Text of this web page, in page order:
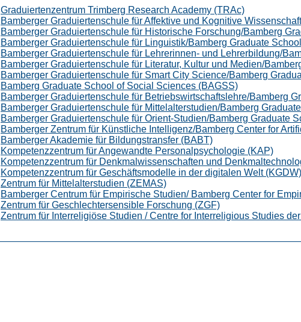
Graduiertenzentrum Trimberg Research Academy (TRAc)
Bamberger Graduiertenschule für Affektive und Kognitive
Bamberger Graduiertenschule für Historische Forschung/Bamberg
Bamberger Graduiertenschule für Linguistik/Bamberg Graduate
Bamberger Graduiertenschule für Lehrerinnen- und Lehrerbildung/
Bamberger Graduiertenschule für Literatur, Kultur und Medien/
Bamberger Graduiertenschule für Smart City Science/Bamberg
Bamberg Graduate School of Social Sciences (BAGSS)
Bamberger Graduiertenschule für Betriebswirtschaftslehre/Bamberg
Bamberger Graduiertenschule für Mittelalterstudien/Bamberg
Bamberger Graduiertenschule für Orient-Studien/Bamberg Graduate
Bamberger Zentrum für Künstliche Intelligenz/Bamberg Center for
Bamberger Akademie für Bildungstransfer (BABT)
Kompetenzzentrum für Angewandte Personalpsychologie (KAP)
Kompetenzzentrum für Denkmalwissenschaften und
Kompetenzzentrum für Geschäftsmodelle in der digitalen Welt (KGDW)
Zentrum für Mittelalterstudien (ZEMAS)
Bamberger Centrum für Empirische Studien/ Bamberg Center for
Zentrum für Geschlechtersensible Forschung (ZGF)
Zentrum für Interreligiöse Studien / Centre for Interreligious Studies